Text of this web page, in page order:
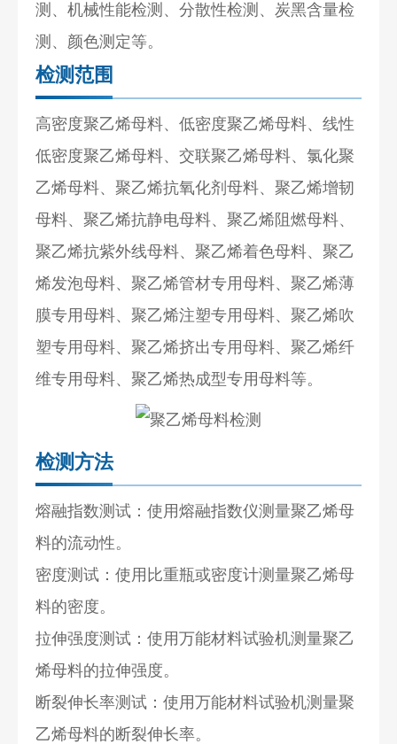
测、机械性能检测、分散性检测、炭黑含量检
测、颜色测定等。
检测范围
高密度聚乙烯母料、低密度聚乙烯母料、线性
低密度聚乙烯母料、交联聚乙烯母料、氯化聚
乙烯母料、聚乙烯抗氧化剂母料、聚乙烯增韧
母料、聚乙烯抗静电母料、聚乙烯阻燃母料、
聚乙烯抗紫外线母料、聚乙烯着色母料、聚乙
烯发泡母料、聚乙烯管材专用母料、聚乙烯薄
膜专用母料、聚乙烯注塑专用母料、聚乙烯吹
塑专用母料、聚乙烯挤出专用母料、聚乙烯纤
维专用母料、聚乙烯热成型专用母料等。
检测方法
熔融指数测试：使用熔融指数仪测量聚乙烯母
料的流动性。
密度测试：使用比重瓶或密度计测量聚乙烯母
料的密度。
拉伸强度测试：使用万能材料试验机测量聚乙
烯母料的拉伸强度。
断裂伸长率测试：使用万能材料试验机测量聚
乙烯母料的断裂伸长率。